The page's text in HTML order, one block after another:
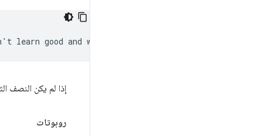
إذا لم يكن النصف
روبوتات